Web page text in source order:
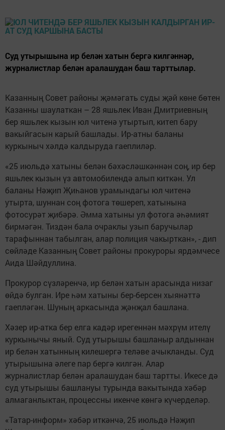
Суд утырышына ир белән хатын бергә килгәннәр,
журналистлар белән аралашудан баш тарттылар.
Казанның Совет районы җәмәгать суды җәй көне бөтен
Казанны шаулаткан – 28 яшьлек Иван Дмитриевның
бер яшьлек кызын юл читенә утыртып, китеп бару
вакыйгасын карый башлады. Ир-атны баланы
куркыныч хәлдә калдыруда гаеплиләр.
«25 июльдә хатыны белән бәхәсләшкәннән соң, ир бер
яшьлек кызын үз автомобилендә алып киткән. Ул
баланы Нәҗип Җиһанов урамындагы юл читенә
утырта, шуннан соң фотога төшереп, хатынына
фотосурәт җибәрә. Әмма хатыны ул фотога әһәмият
бирмәгән. Тиздән бала очраклы узып баручылар
тарафыннан табылган, алар полиция чакырткан», - дип
сөйләде Казанның Совет районы прокуроры ярдәмчесе
Аида Шәйдуллина.
Прокурор сүзләренчә, ир белән хатын арасында низаг
өйдә булган. Ире һәм хатыны бер-берсен хыянәттә
гаепләгән. Шуның аркасында җәнҗал башлана.
Хәзер ир-атка бер елга кадәр ирегеннән мәхрүм ителү
куркынычы яный. Суд утырышы башланыр алдыннан
ир белән хатынның килешергә теләве ачыкланды. Суд
утырышына әлеге пар бергә килгән. Алар
журналистлар белән аралашудан баш тартты. Икесе дә
суд утырышы башлануы турында вакытында хәбәр
алмаганлыктан, процессны икенче көнгә күчерделәр.
«Татар-информ» хәбәр иткәнчә, 25 июльдә Нәҗип